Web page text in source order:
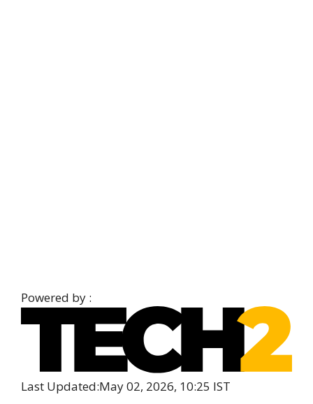
Powered by :
Last Updated:May 02, 2026, 10:25 IST